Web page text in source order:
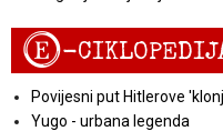
E-
Povijesni put Hitlerove
Yugo - urbana legenda